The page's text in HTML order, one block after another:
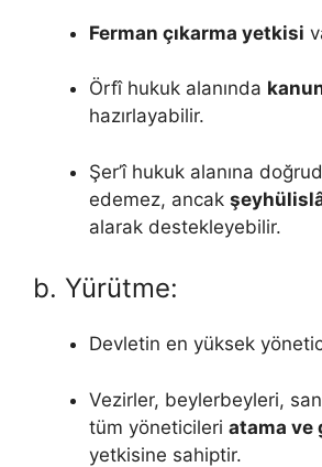
Ferman çıkarma yetkisi
Örfî hukuk alanında
hazırlayabilir.
Şer’î hukuk alanına
edemez, ancak
alarak destekleyebilir.
b. Yürütme:
Devletin en yüksek
Vezirler, beylerbeyleri,
tüm yöneticileri atama ve
yetkisine sahiptir.